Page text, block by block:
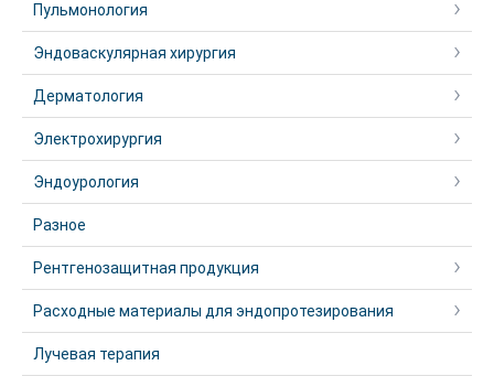
Пульмонология
Эндоваскулярная хирургия
Дерматология
Электрохирургия
Эндоурология
Разное
Рентгенозащитная продукция
Расходные материалы для эндопротезирования
Лучевая терапия